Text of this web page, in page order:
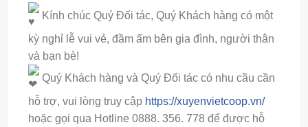
Kính chúc Quý Đối tác, Quý Khách hàng có một
kỳ nghỉ lễ vui vẻ, đầm ấm bên gia đình, người thân
và bạn bè!
Quý Khách hàng và Quý Đối tác có nhu cầu cần
hỗ trợ, vui lòng truy cập https://xuyenvietcoop.vn/
hoặc gọi qua Hotline 0888. 356. 778 để được hỗ